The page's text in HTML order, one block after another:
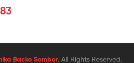
Backo Sombor. All Rights Reserved.